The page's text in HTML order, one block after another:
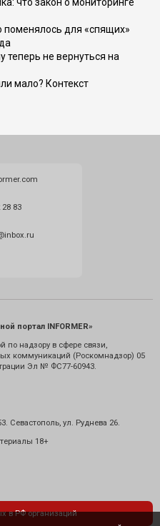
для «спящих»
теперь не вернуться на
мало? Контекст
28 83
портал INFORMER»
по надзору в сфере связи,
коммуникаций (Роскомнадзор) 05
Эл № ФС77-60943.
Севастополь, ул. Руднева 26.
18+
в РФ организаций